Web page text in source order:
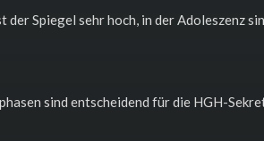
Spiegel sehr hoch, in der Adoleszenz
sind entscheidend für die HGH-